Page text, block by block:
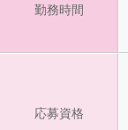
勤務時間
応募資格